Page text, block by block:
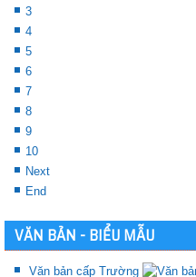
3
4
5
6
7
8
9
10
Next
End
VĂN BẢN - BIỂU MẪU
Văn bản cấp Trường